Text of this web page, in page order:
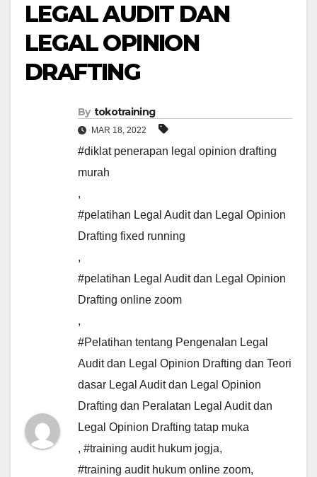
LEGAL AUDIT DAN
LEGAL OPINION
DRAFTING
By tokotraining
MAR 18, 2022
#diklat penerapan legal opinion drafting
murah
,
#pelatihan Legal Audit dan Legal Opinion
Drafting fixed running
,
#pelatihan Legal Audit dan Legal Opinion
Drafting online zoom
,
#Pelatihan tentang Pengenalan Legal
Audit dan Legal Opinion Drafting dan Teori
dasar Legal Audit dan Legal Opinion
Drafting dan Peralatan Legal Audit dan
Legal Opinion Drafting tatap muka
, #training audit hukum jogja,
#training audit hukum online zoom,